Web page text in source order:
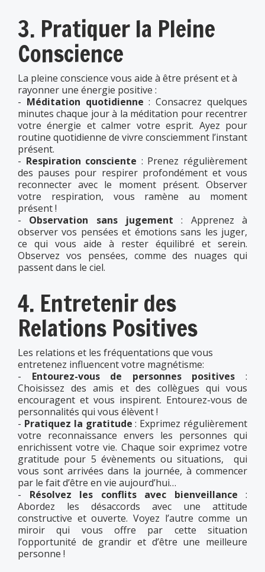
3. Pratiquer la Pleine
Conscience
La pleine conscience vous aide à être présent et à
rayonner une énergie positive :
- Méditation quotidienne : Consacrez quelques
minutes chaque jour à la méditation pour recentrer
votre énergie et calmer votre esprit. Ayez pour
routine quotidienne de vivre consciemment l’instant
présent.
- Respiration consciente : Prenez régulièrement
des pauses pour respirer profondément et vous
reconnecter avec le moment présent. Observer
votre respiration, vous ramène au moment
présent !
- Observation sans jugement : Apprenez à
observer vos pensées et émotions sans les juger,
ce qui vous aide à rester équilibré et serein.
Observez vos pensées, comme des nuages qui
passent dans le ciel.
4. Entretenir des
Relations Positives
Les relations et les fréquentations que vous
entretenez influencent votre magnétisme:
- Entourez-vous de personnes positives :
Choisissez des amis et des collègues qui vous
encouragent et vous inspirent. Entourez-vous de
personnalités qui vous élèvent !
- Pratiquez la gratitude : Exprimez régulièrement
votre reconnaissance envers les personnes qui
enrichissent votre vie. Chaque soir exprimez votre
gratitude pour 5 évènements ou situations, qui
vous sont arrivées dans la journée, à commencer
par le fait d’être en vie aujourd’hui…
- Résolvez les conflits avec bienveillance :
Abordez les désaccords avec une attitude
constructive et ouverte. Voyez l’autre comme un
miroir qui vous offre par cette situation
l’opportunité de grandir et d’être une meilleure
personne !